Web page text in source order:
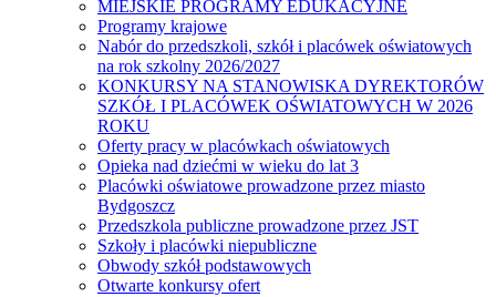
MIEJSKIE PROGRAMY EDUKACYJNE
Programy krajowe
Nabór do przedszkoli, szkół i placówek oświatowych
na rok szkolny 2026/2027
KONKURSY NA STANOWISKA DYREKTORÓW
SZKÓŁ I PLACÓWEK OŚWIATOWYCH W 2026
ROKU
Oferty pracy w placówkach oświatowych
Opieka nad dziećmi w wieku do lat 3
Placówki oświatowe prowadzone przez miasto
Bydgoszcz
Przedszkola publiczne prowadzone przez JST
Szkoły i placówki niepubliczne
Obwody szkół podstawowych
Otwarte konkursy ofert